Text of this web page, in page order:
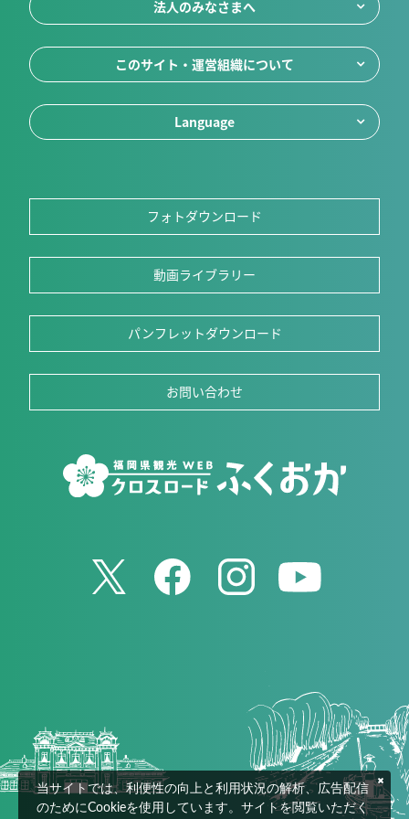
法人のみなさまへ
このサイト・運営組織について
Language
フォトダウンロード
動画ライブラリー
パンフレットダウンロード
お問い合わせ
当サイトでは、利便性の向上と利用状況の解析、広告配信
のためにCookieを使用しています。サイトを閲覧いただく